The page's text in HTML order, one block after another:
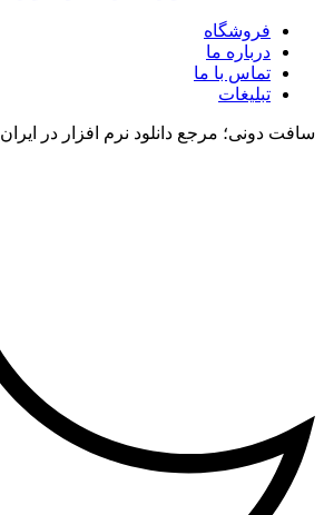
فروشگاه
درباره ما
تماس با ما
تبلیغات
سافت دونی؛ مرجع دانلود نرم افزار در ایران